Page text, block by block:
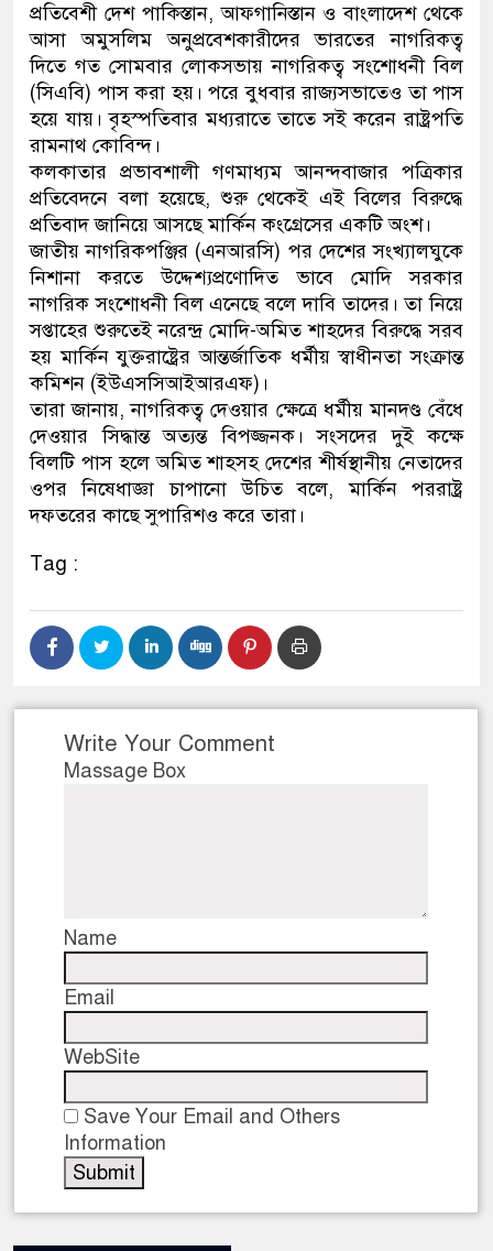
যে ভাবে ডেভিড ইমনের কাছে
‘আজহার খান’
অবৈধ বিদেশি পিস্তল,
জড়িত কিশোর গ্যাংয়ের চার শিশু আটক
ডাকাতির প্রস্তুতিকালে দুইজনকে
থানা পুলিশ
প্রতিবেশী দেশ পাকিস্তান, আফগানিস্তান ও বাংলাদেশ থেকে
আসা অমুসলিম অনুপ্রবেশকারীদের ভারতের নাগরিকত্ব
দিতে গত সোমবার লোকসভায় নাগরিকত্ব সংশোধনী বিল
(সিএবি) পাস করা হয়। পরে বুধবার রাজ্যসভাতেও তা পাস
হয়ে যায়। বৃহস্পতিবার মধ্যরাতে তাতে সই করেন রাষ্ট্রপতি
রামনাথ কোবিন্দ।
কলকাতার প্রভাবশালী গণমাধ্যম আনন্দবাজার পত্রিকার
প্রতিবেদনে বলা হয়েছে, শুরু থেকেই এই বিলের বিরুদ্ধে
প্রতিবাদ জানিয়ে আসছে মার্কিন কংগ্রেসের একটি অংশ।
জাতীয় নাগরিকপঞ্জির (এনআরসি) পর দেশের সংখ্যালঘুকে
নিশানা করতে উদ্দেশ্যপ্রণোদিত ভাবে মোদি সরকার
নাগরিক সংশোধনী বিল এনেছে বলে দাবি তাদের। তা নিয়ে
সপ্তাহের শুরুতেই নরেন্দ্র মোদি-অমিত শাহদের বিরুদ্ধে সরব
হয় মার্কিন যুক্তরাষ্ট্রের আন্তর্জাতিক ধর্মীয় স্বাধীনতা সংক্রান্ত
কমিশন (ইউএসসিআইআরএফ)।
তারা জানায়, নাগরিকত্ব দেওয়ার ক্ষেত্রে ধর্মীয় মানদণ্ড বেঁধে
দেওয়ার সিদ্ধান্ত অত্যন্ত বিপজ্জনক। সংসদের দুই কক্ষে
বিলটি পাস হলে অমিত শাহসহ দেশের শীর্ষস্থানীয় নেতাদের
ওপর নিষেধাজ্ঞা চাপানো উচিত বলে, মার্কিন পররাষ্ট্র
দফতরের কাছে সুপারিশও করে তারা।
Tag :
Write Your Comment
Massage Box
Name
Email
WebSite
Save Your Email and Others
Information